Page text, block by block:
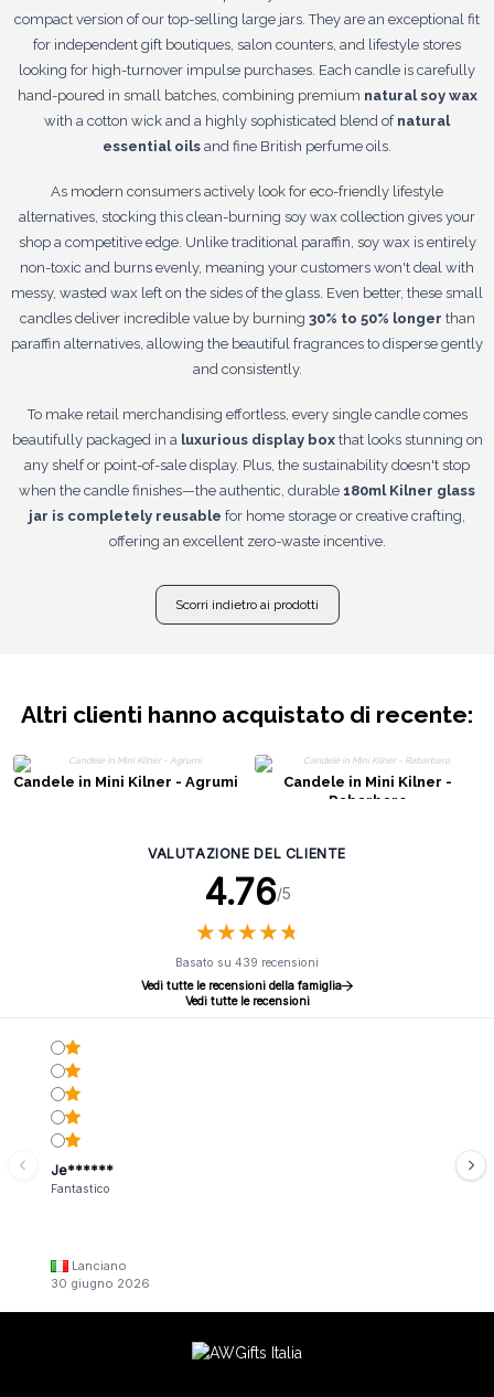
compact version of our top-selling large jars. They are an exceptional fit
for independent gift boutiques, salon counters, and lifestyle stores
looking for high-turnover impulse purchases. Each candle is carefully
hand-poured in small batches, combining premium natural soy wax
with a cotton wick and a highly sophisticated blend of natural
essential oils and fine British perfume oils.
As modern consumers actively look for eco-friendly lifestyle
alternatives, stocking this clean-burning soy wax collection gives your
shop a competitive edge. Unlike traditional paraffin, soy wax is entirely
non-toxic and burns evenly, meaning your customers won't deal with
messy, wasted wax left on the sides of the glass. Even better, these small
candles deliver incredible value by burning 30% to 50% longer than
paraffin alternatives, allowing the beautiful fragrances to disperse gently
and consistently.
To make retail merchandising effortless, every single candle comes
beautifully packaged in a luxurious display boxthat looks stunning on
any shelf or point-of-sale display. Plus, the sustainability doesn't stop
when the candle finishes—the authentic, durable 180ml Kilner glass
jar is completely reusable for home storage or creative crafting,
offering an excellent zero-waste incentive.
Scorri indietro ai prodotti
Altri clienti hanno acquistato di recente:
Candele in Mini Kilner - Agrumi
Candele in Mini Kilner -
Rabarbaro
VALUTAZIONE DEL CLIENTE
4.76/5
★★★★★
★★★★★
Basato su 439 recensioni
Vedi tutte le recensioni della famiglia
Vedi tutte le recensioni
Je******
Fantastico
Lanciano
30 giugno 2026